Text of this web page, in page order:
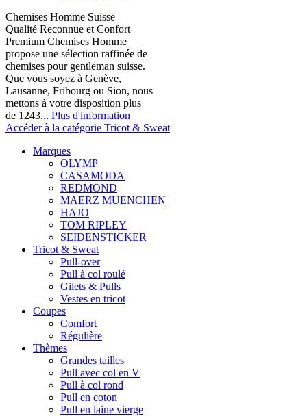
Chemises Homme Suisse |
Qualité Reconnue et Confort
Premium Chemises Homme
propose une sélection raffinée de
chemises pour gentleman suisse.
Que vous soyez à Genève,
Lausanne, Fribourg ou Sion, nous
mettons à votre disposition plus
de 1243... Plus d'information
Accéder à la catégorie Tricot & Sweat
Marques
OLYMP
CASAMODA
REDMOND
MAERZ MUENCHEN
HAJO
TOM RIPLEY
SEIDENSTICKER
Tricot & Sweat
Pull-over
Pull à col roulé
Gilets & Pulls
Vestes en tricot
Coupes
Comfort
Régulière
Thèmes
Grandes tailles
Pull avec col en V
Pull à col rond
Pull en coton
Pull en laine vierge